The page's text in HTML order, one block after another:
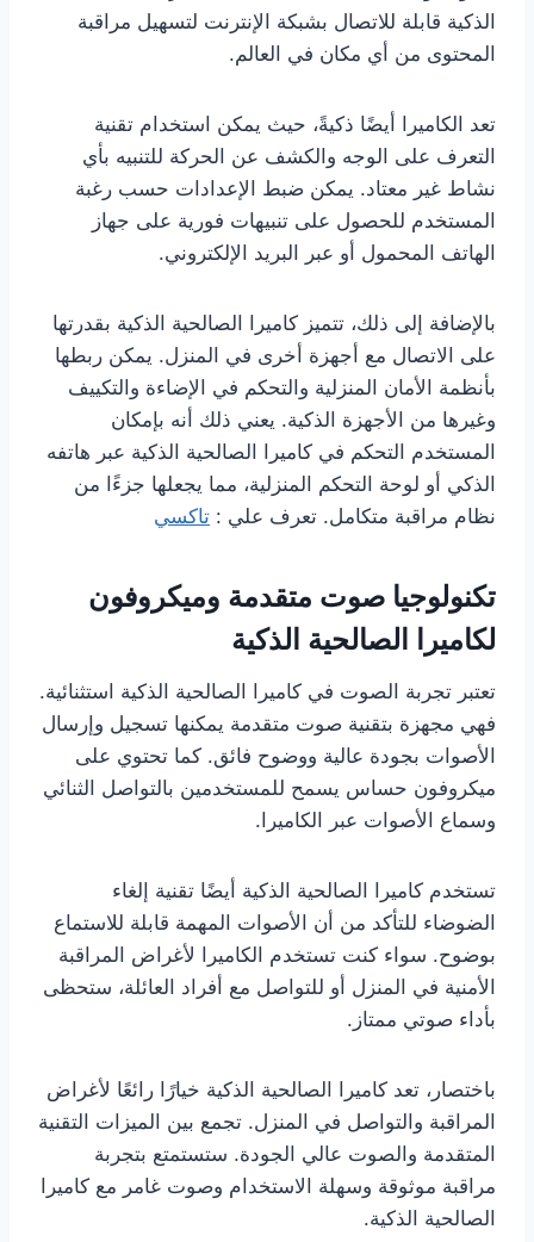
الذكية قابلة للاتصال بشبكة الإنترنت لتسهيل مراقبة
المحتوى من أي مكان في العالم.
تعد الكاميرا أيضًا ذكيةً، حيث يمكن استخدام تقنية
التعرف على الوجه والكشف عن الحركة للتنبيه بأي
نشاط غير معتاد. يمكن ضبط الإعدادات حسب رغبة
المستخدم للحصول على تنبيهات فورية على جهاز
الهاتف المحمول أو عبر البريد الإلكتروني.
بالإضافة إلى ذلك، تتميز كاميرا الصالحية الذكية بقدرتها
على الاتصال مع أجهزة أخرى في المنزل. يمكن ربطها
بأنظمة الأمان المنزلية والتحكم في الإضاءة والتكييف
وغيرها من الأجهزة الذكية. يعني ذلك أنه بإمكان
المستخدم التحكم في كاميرا الصالحية الذكية عبر هاتفه
الذكي أو لوحة التحكم المنزلية، مما يجعلها جزءًا من
نظام مراقبة متكامل. تعرف علي : تاكسي
تكنولوجيا صوت متقدمة وميكروفون
لكاميرا الصالحية الذكية
تعتبر تجربة الصوت في كاميرا الصالحية الذكية استثنائية.
فهي مجهزة بتقنية صوت متقدمة يمكنها تسجيل وإرسال
الأصوات بجودة عالية ووضوح فائق. كما تحتوي على
ميكروفون حساس يسمح للمستخدمين بالتواصل الثنائي
وسماع الأصوات عبر الكاميرا.
تستخدم كاميرا الصالحية الذكية أيضًا تقنية إلغاء
الضوضاء للتأكد من أن الأصوات المهمة قابلة للاستماع
بوضوح. سواء كنت تستخدم الكاميرا لأغراض المراقبة
الأمنية في المنزل أو للتواصل مع أفراد العائلة، ستحظى
بأداء صوتي ممتاز.
باختصار، تعد كاميرا الصالحية الذكية خيارًا رائعًا لأغراض
المراقبة والتواصل في المنزل. تجمع بين الميزات التقنية
المتقدمة والصوت عالي الجودة. ستستمتع بتجربة
مراقبة موثوقة وسهلة الاستخدام وصوت غامر مع كاميرا
الصالحية الذكية.